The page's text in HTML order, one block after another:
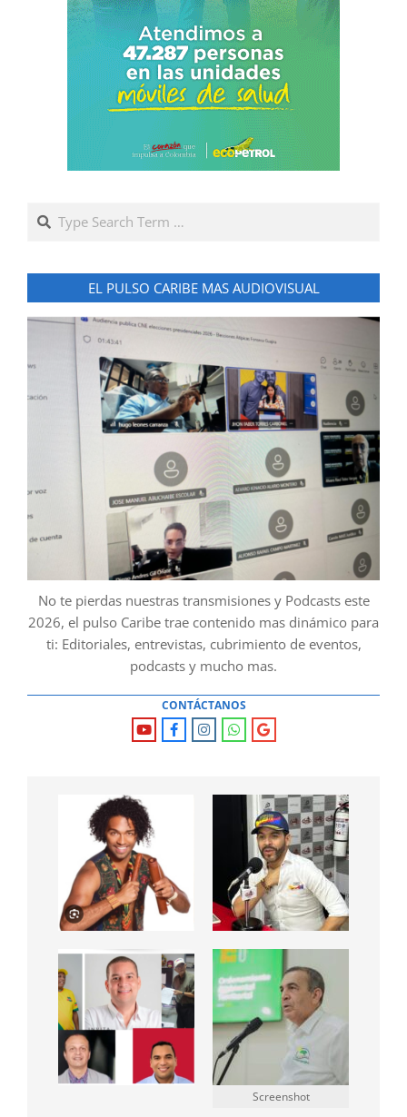
Search
EL PULSO CARIBE MAS AUDIOVISUAL
No te pierdas nuestras transmisiones y Podcasts este
2026, el pulso Caribe trae contenido mas dinámico para
ti: Editoriales, entrevistas, cubrimiento de eventos,
podcasts y mucho mas.
CONTÁCTANOS
Screenshot